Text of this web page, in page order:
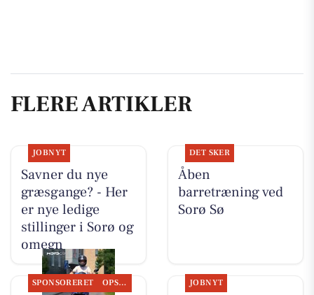
FLERE ARTIKLER
JOBNYT
Savner du nye
græsgange? - Her
er nye ledige
stillinger i Sorø og
omegn
DET SKER
Åben
barretræning ved
Sorø Sø
SPONSORERET OPSLAGSTAVLEN JOBNYT